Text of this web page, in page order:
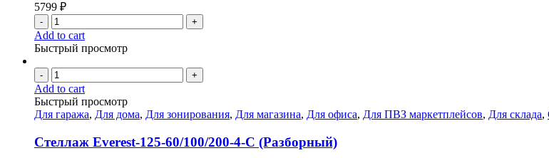
5799 ₽
- +
Add to cart
Быстрый просмотр
- +
Add to cart
Быстрый просмотр
Для гаража, Для дома, Для зонирования, Для магазина, Для офиса, Для ПВЗ маркетплейсов, Для склада,
Стеллаж Everest-125-60/100/200-4-C (Разборный)